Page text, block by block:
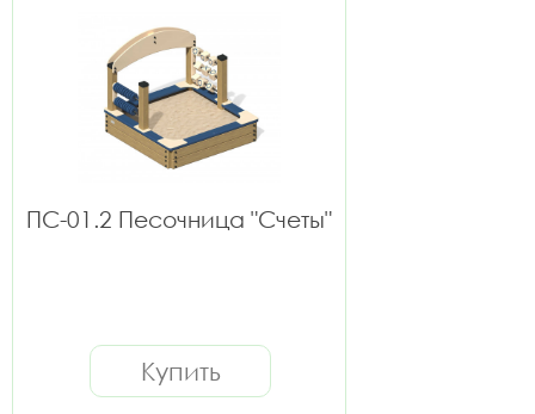
ПС-01.2 Песочница "Счеты"
Купить